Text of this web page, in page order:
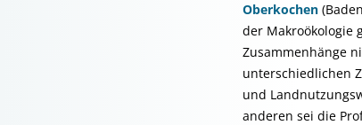
Oberkochen
der Makroökologie
Zusammenhänge
unterschiedlichen
und
anderen sei die